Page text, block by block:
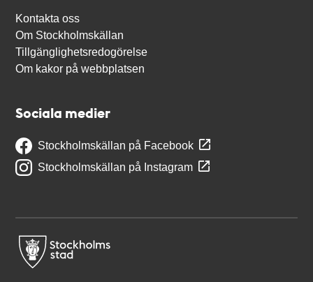
Kontakta oss
Om Stockholmskällan
Tillgänglighetsredogörelse
Om kakor på webbplatsen
Sociala medier
Stockholmskällan på Facebook
Stockholmskällan på Instagram